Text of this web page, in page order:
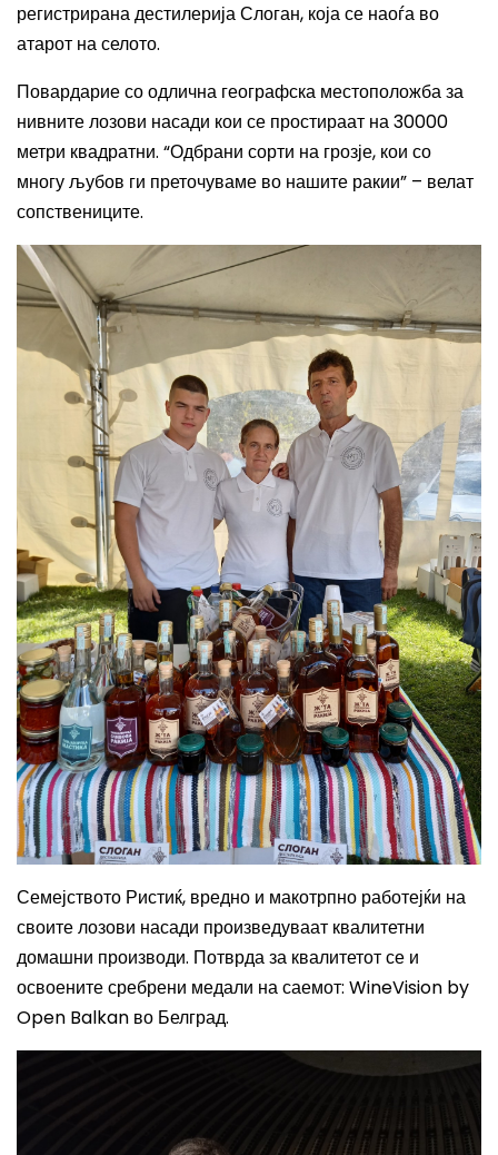
регистрирана дестилерија Слоган, која се наоѓа во
атарот на селото.
Повардарие со одлична географска местоположба за
нивните лозови насади кои се простираат на 30000
метри квадратни. “Одбрани сорти на грозје, кои со
многу љубов ги преточуваме во нашите ракии” – велат
сопствениците.
Семејството Ристиќ, вредно и макотрпно работејќи на
своите лозови насади произведуваат квалитетни
домашни производи. Потврда за квалитетот се и
освоените сребрени медали на саемот: WineVision by
Open Balkan во Белград.